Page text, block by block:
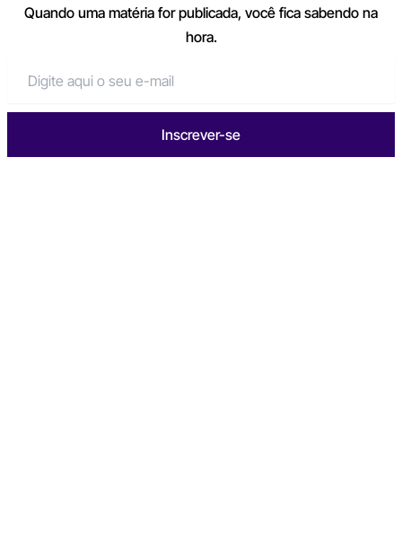
Quando uma matéria for publicada, você fica sabendo na
hora.
Inscrever-se